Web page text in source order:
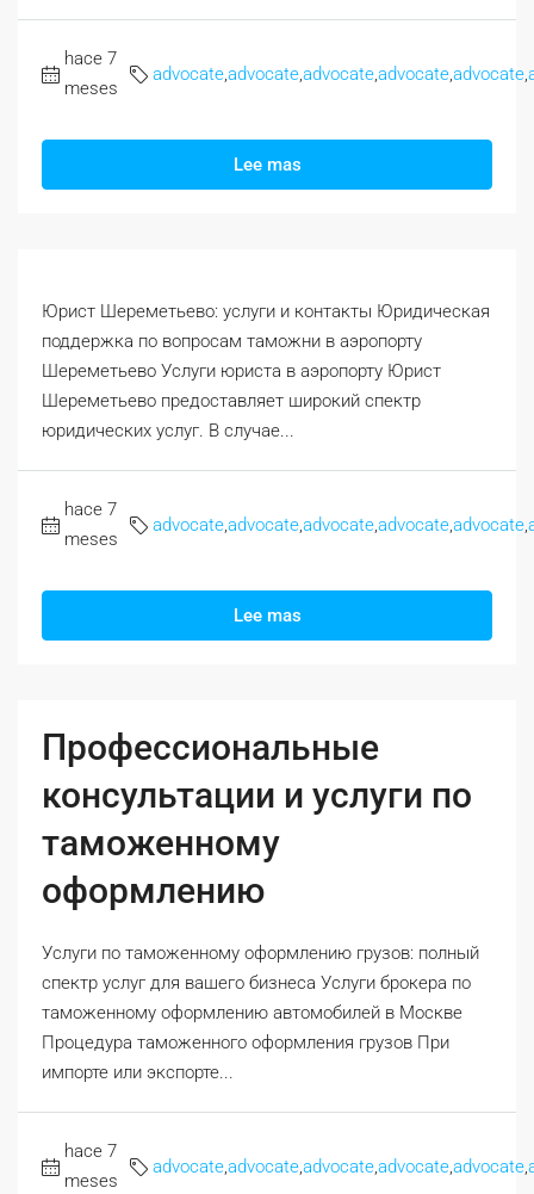
hace 7
meses
advocateadvocateadvocateadvocateadvocate
Lee mas
Юрист Шереметьево: услуги и контакты Юридическая
поддержка по вопросам таможни в аэропорту
Шереметьево Услуги юриста в аэропорту Юрист
Шереметьево предоставляет широкий спектр
юридических услуг. В случае...
hace 7
meses
advocateadvocateadvocateadvocateadvocate
Lee mas
Профессиональные
консультации и услуги по
таможенному
оформлению
Услуги по таможенному оформлению грузов: полный
спектр услуг для вашего бизнеса Услуги брокера по
таможенному оформлению автомобилей в Москве
Процедура таможенного оформления грузов При
импорте или экспорте...
hace 7
meses
advocateadvocateadvocateadvocateadvocate